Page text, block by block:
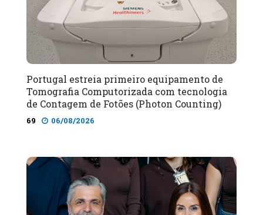
Portugal estreia primeiro equipamento de
Tomografia Computorizada com tecnologia
de Contagem de Fotões (Photon Counting)
69 06/08/2026